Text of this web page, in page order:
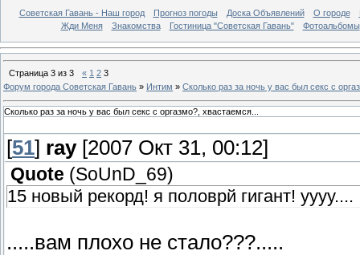
Советская Гавань - Наш город Прогноз погоды Доска Объявлений О городе
Жди Меня
Знакомства Гостиница "Советская Гавань" Фотоальбомы
Страница 3 из 3 « 1 2 3
Форум города Советская Гавань » Интим » Сколько раз за ночь у вас был секс с
Сколько раз за ночь у вас был секс с оргазмо?, хвастаемся...
[51] ray[2007 Окт 31, 00:12]
Quote (SoUnD_69)
15 новый рекорд! я половрй гигант! уууу....
.....вам плохо не стало???.....